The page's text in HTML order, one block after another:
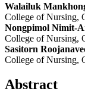
Walailuk
College of Nursing,
Nongpimol Nimit-
College of Nursing,
Sasitorn
College of Nursing,
Abstract